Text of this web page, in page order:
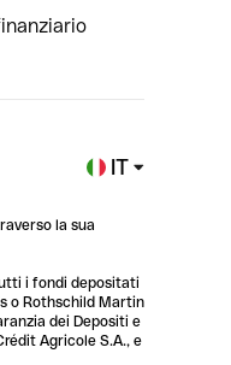
IT
la sua
i fondi depositati
o Rothschild Martin
dei Depositi e
Agricole S.A., e